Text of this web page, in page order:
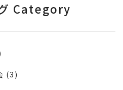
Category
(3)